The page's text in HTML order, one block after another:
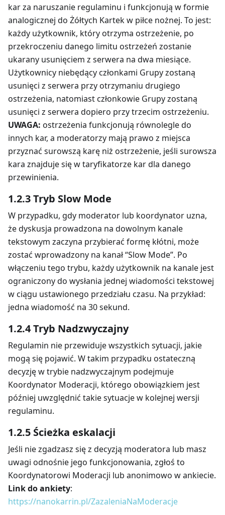
kar za naruszanie regulaminu i funkcjonują w formie
analogicznej do Żółtych Kartek w piłce nożnej. To jest:
każdy użytkownik, który otrzyma ostrzeżenie, po
przekroczeniu danego limitu ostrzeżeń zostanie
ukarany usunięciem z serwera na dwa miesiące.
Użytkownicy niebędący członkami Grupy zostaną
usunięci z serwera przy otrzymaniu drugiego
ostrzeżenia, natomiast członkowie Grupy zostaną
usunięci z serwera dopiero przy trzecim ostrzeżeniu.
UWAGA: ostrzeżenia funkcjonują równolegle do
innych kar, a moderatorzy mają prawo z miejsca
przyznać surowszą karę niż ostrzeżenie, jeśli surowsza
kara znajduje się w taryfikatorze kar dla danego
przewinienia.
1.2.3 Tryb Slow Mode
W przypadku, gdy moderator lub koordynator uzna,
że dyskusja prowadzona na dowolnym kanale
tekstowym zaczyna przybierać formę kłótni, może
zostać wprowadzony na kanał “Slow Mode”. Po
włączeniu tego trybu, każdy użytkownik na kanale jest
ograniczony do wysłania jednej wiadomości tekstowej
w ciągu ustawionego przedziału czasu. Na przykład:
jedna wiadomość na 30 sekund.
1.2.4 Tryb Nadzwyczajny
Regulamin nie przewiduje wszystkich sytuacji, jakie
mogą się pojawić. W takim przypadku ostateczną
decyzję w trybie nadzwyczajnym podejmuje
Koordynator Moderacji, którego obowiązkiem jest
później uwzględnić takie sytuacje w kolejnej wersji
regulaminu.
1.2.5 Ścieżka eskalacji
Jeśli nie zgadzasz się z decyzją moderatora lub masz
uwagi odnośnie jego funkcjonowania, zgłoś to
Koordynatorowi Moderacji lub anonimowo w ankiecie.
Link do ankiety:
https://nanokarrin.pl/ZazaleniaNaModeracje